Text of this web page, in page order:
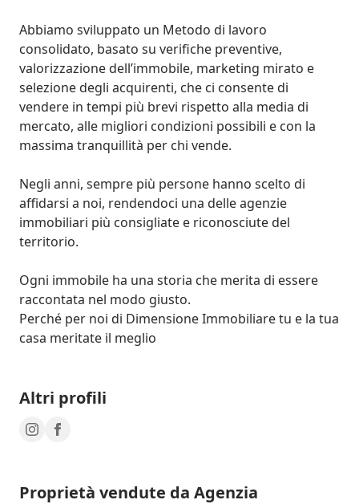
Abbiamo sviluppato un Metodo di lavoro
consolidato, basato su verifiche preventive,
valorizzazione dell’immobile, marketing mirato e
selezione degli acquirenti, che ci consente di
vendere in tempi più brevi rispetto alla media di
mercato, alle migliori condizioni possibili e con la
massima tranquillità per chi vende.
Negli anni, sempre più persone hanno scelto di
affidarsi a noi, rendendoci una delle agenzie
immobiliari più consigliate e riconosciute del
territorio.
Ogni immobile ha una storia che merita di essere
raccontata nel modo giusto.
Perché per noi di Dimensione Immobiliare tu e la tua
casa meritate il meglio
Altri profili
Proprietà vendute da Agenzia